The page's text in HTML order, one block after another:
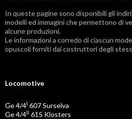
In queste pagine sono disponibili gli
modelli ed immagini che permettono di
alcune produzioni.
Le informazioni a corredo di ciascun
opuscoli forniti dai costruttori degli
Locomotive
Ge 4/4I 607 Surselva
Ge 4/4II 615 Klosters